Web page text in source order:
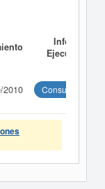
Informe
Ejecutivo
2010 Consultar